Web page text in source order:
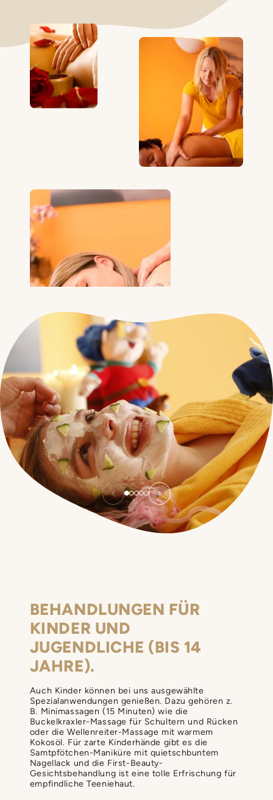
BEHANDLUNGEN FÜR
KINDER UND
JUGENDLICHE (BIS 14
JAHRE).
Auch Kinder können bei uns ausgewählte
Spezialanwendungen genießen. Dazu gehören z.
B. Minimassagen (15 Minuten) wie die
Buckelkraxler-Massage für Schultern und Rücken
oder die Wellenreiter-Massage mit warmem
Kokosöl. Für zarte Kinderhände gibt es die
Samtpfötchen-Maniküre mit quietschbuntem
Nagellack und die First-Beauty-
Gesichtsbehandlung ist eine tolle Erfrischung für
empfindliche Teeniehaut.